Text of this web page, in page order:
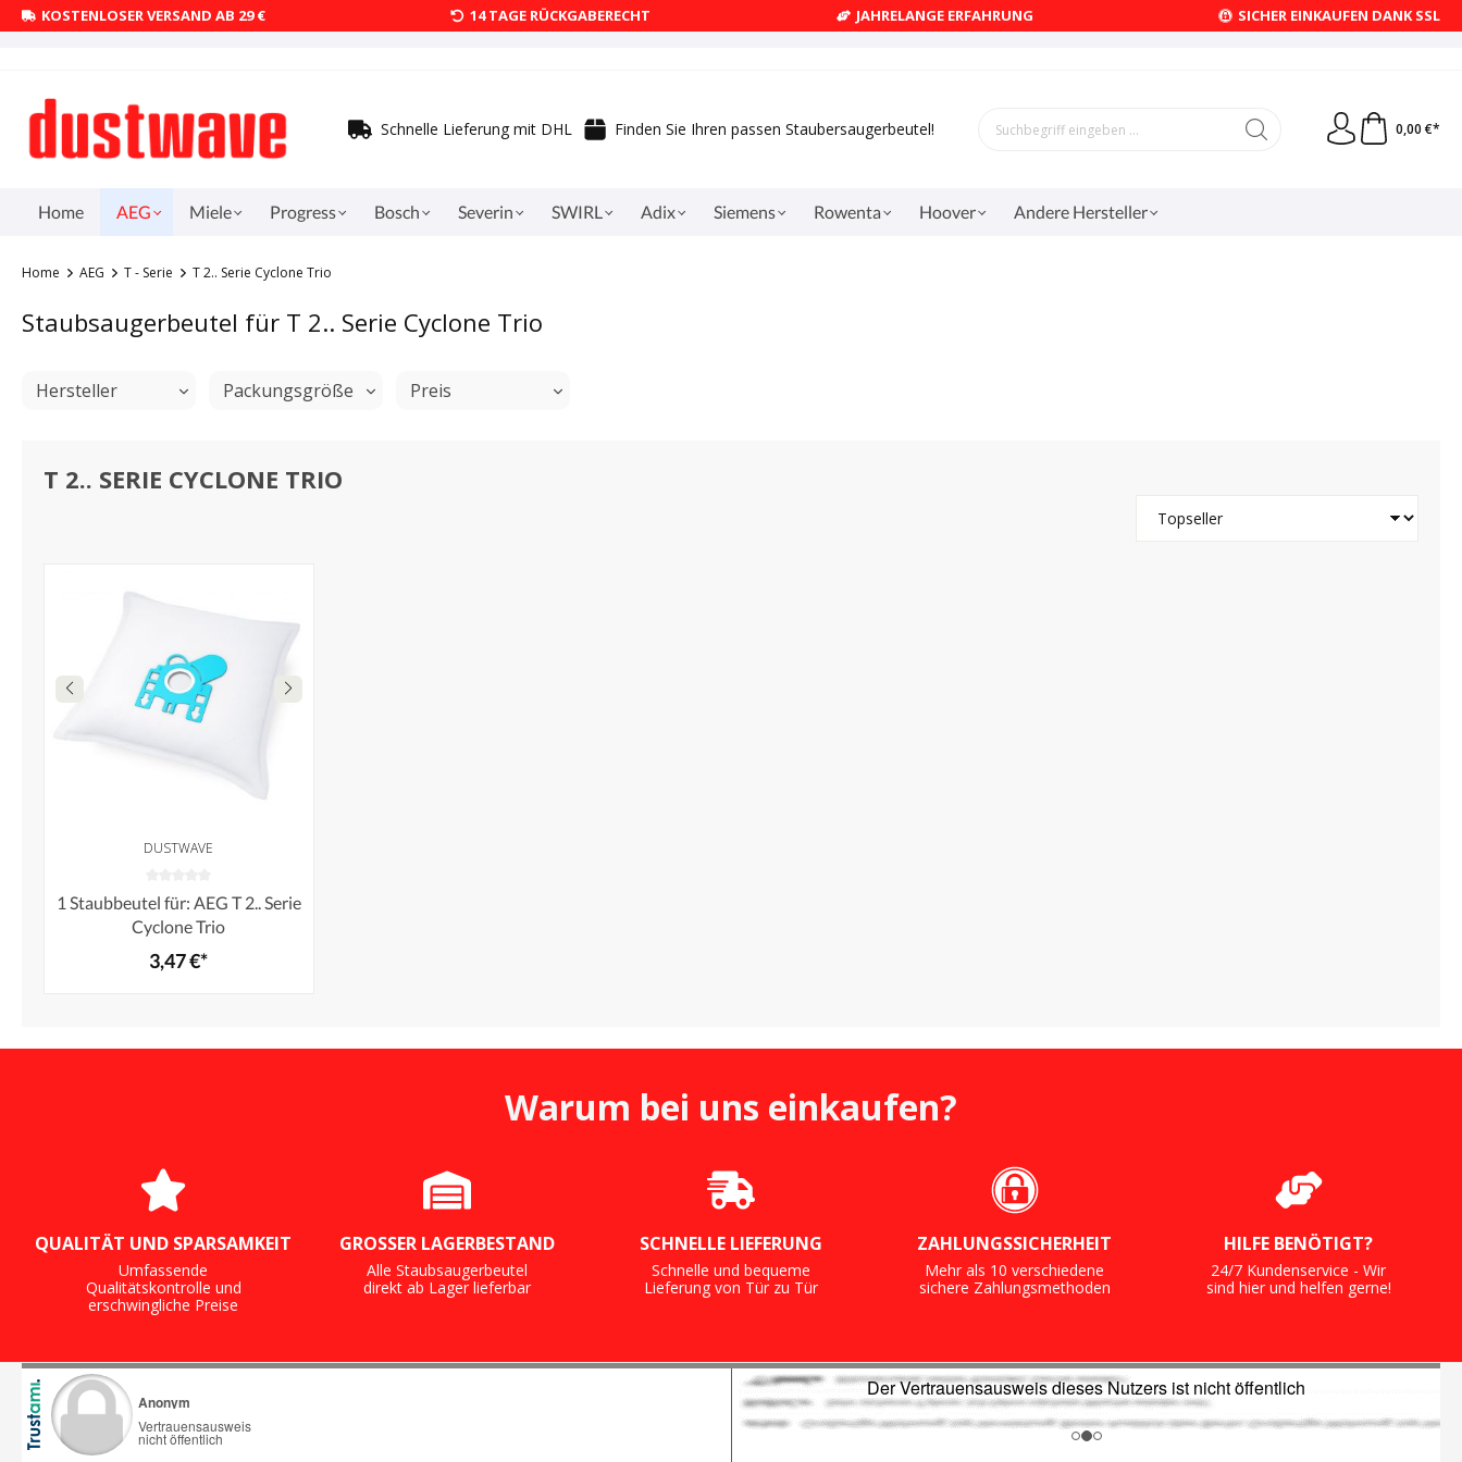
KOSTENLOSER VERSAND AB 29 € 14 TAGE RÜCKGABERECHT JAHRELANGE ERFAHRUNG SICHER EINKAUFEN DANK SSL
Schnelle Lieferung mit DHL Finden Sie Ihren passen Staubersaugerbeutel! 0,00 €*
Home AEG Miele Progress Bosch Severin SWIRL Adix Siemens Rowenta Hoover Andere Hersteller
Home AEG T - Serie T 2.. Serie Cyclone Trio
Staubsaugerbeutel für T 2.. Serie Cyclone Trio
Hersteller Packungsgröße Preis
T 2.. SERIE CYCLONE TRIO
DUSTWAVE
1 Staubbeutel für: AEG T 2.. Serie
Cyclone Trio
3,47 €*
Warum bei uns einkaufen?
QUALITÄT UND SPARSAMKEIT
Umfassende
Qualitätskontrolle und
erschwingliche Preise
GROSSER LAGERBESTAND
Alle Staubsaugerbeutel
direkt ab Lager lieferbar
SCHNELLE LIEFERUNG
Schnelle und bequeme
Lieferung von Tür zu Tür
ZAHLUNGSSICHERHEIT
Mehr als 10 verschiedene
sichere Zahlungsmethoden
HILFE BENÖTIGT?
24/7 Kundenservice - Wir
sind hier und helfen gerne!